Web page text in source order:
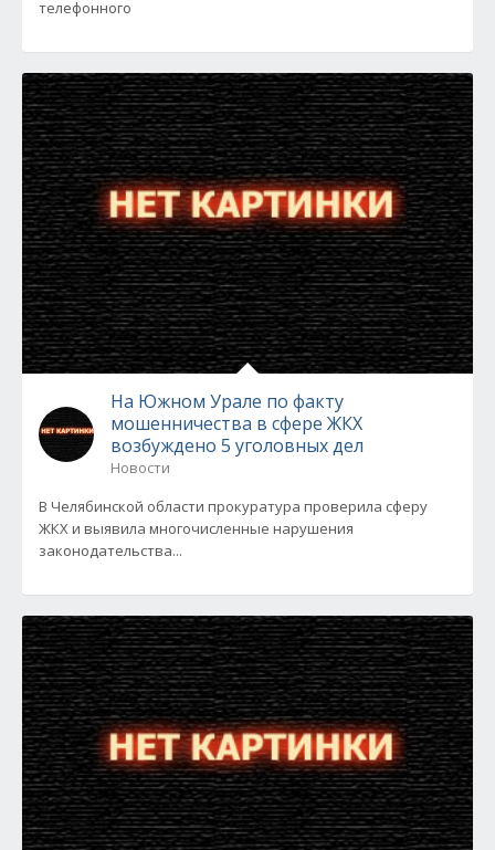
телефонного
На Южном Урале по факту
мошенничества в сфере ЖКХ
возбуждено 5 уголовных дел
Новости
В Челябинской области прокуратура проверила сферу
ЖКХ и выявила многочисленные нарушения
законодательства...